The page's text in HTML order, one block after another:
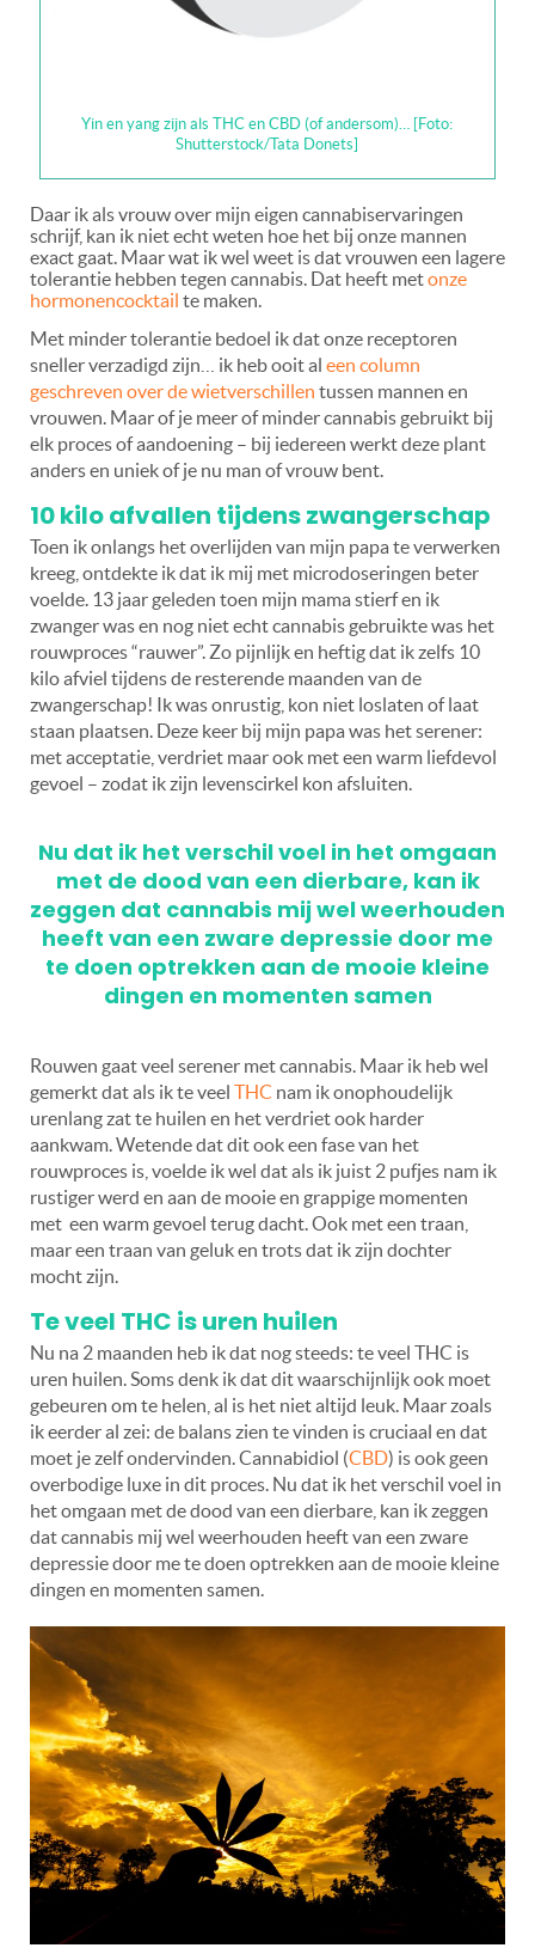
Yin en yang zijn als THC en CBD (of andersom)… [Foto:
Shutterstock/Tata Donets]
Daar ik als vrouw over mijn eigen cannabiservaringen
schrijf, kan ik niet echt weten hoe het bij onze mannen
exact gaat. Maar wat ik wel weet is dat vrouwen een lagere
tolerantie hebben tegen cannabis. Dat heeft metonze
hormonencocktail te maken.
Met minder tolerantie bedoel ik dat onze receptoren
sneller verzadigd zijn… ik heb ooit al een column
geschreven over de wietverschillen tussen mannen en
vrouwen. Maar of je meer of minder cannabis gebruikt bij
elk proces of aandoening – bij iedereen werkt deze plant
anders en uniek of je nu man of vrouw bent.
10 kilo afvallen tijdens zwangerschap
Toen ik onlangs het overlijden van mijn papa te verwerken
kreeg, ontdekte ik dat ik mij met microdoseringen beter
voelde. 13 jaar geleden toen mijn mama stierf en ik
zwanger was en nog niet echt cannabis gebruikte was het
rouwproces “rauwer”. Zo pijnlijk en heftig dat ik zelfs 10
kilo afviel tijdens de resterende maanden van de
zwangerschap! Ik was onrustig, kon niet loslaten of laat
staan plaatsen. Deze keer bij mijn papa was het serener:
met acceptatie, verdriet maar ook met een warm liefdevol
gevoel – zodat ik zijn levenscirkel kon afsluiten.
Nu dat ik het verschil voel in het omgaan
met de dood van een dierbare, kan ik
zeggen dat cannabis mij wel weerhouden
heeft van een zware depressie door me
te doen optrekken aan de mooie kleine
dingen en momenten samen
Rouwen gaat veel serener met cannabis. Maar ik heb wel
gemerkt dat als ik te veel THC nam ik onophoudelijk
urenlang zat te huilen en het verdriet ook harder
aankwam. Wetende dat dit ook een fase van het
rouwproces is, voelde ik wel dat als ik juist 2 pufjes nam ik
rustiger werd en aan de mooie en grappige momenten
met een warm gevoel terug dacht. Ook met een traan,
maar een traan van geluk en trots dat ik zijn dochter
mocht zijn.
Te veel THC is uren huilen
Nu na 2 maanden heb ik dat nog steeds: te veel THC is
uren huilen. Soms denk ik dat dit waarschijnlijk ook moet
gebeuren om te helen, al is het niet altijd leuk. Maar zoals
ik eerder al zei: de balans zien te vinden is cruciaal en dat
moet je zelf ondervinden. Cannabidiol (CBD) is ook geen
overbodige luxe in dit proces. Nu dat ik het verschil voel in
het omgaan met de dood van een dierbare, kan ik zeggen
dat cannabis mij wel weerhouden heeft van een zware
depressie door me te doen optrekken aan de mooie kleine
dingen en momenten samen.